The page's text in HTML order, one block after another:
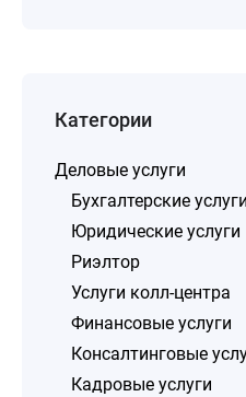
Категории
Деловые услуги
Бухгалтерские услуги
Юридические услуги
Риэлтор
Услуги колл-центра
Финансовые услуги
Консалтинговые
Кадровые услуги